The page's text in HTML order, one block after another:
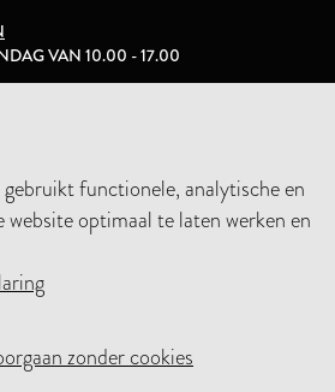
functionele, analytische en
optimaal te laten werken en
zonder cookies
VAN 10.00 - 17.00